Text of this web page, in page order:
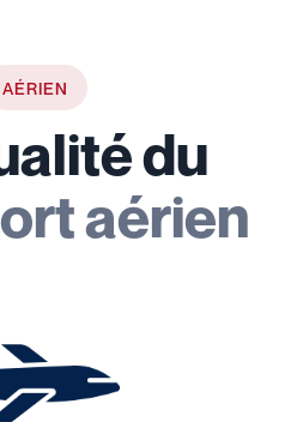
AÉRIEN
du
aérien